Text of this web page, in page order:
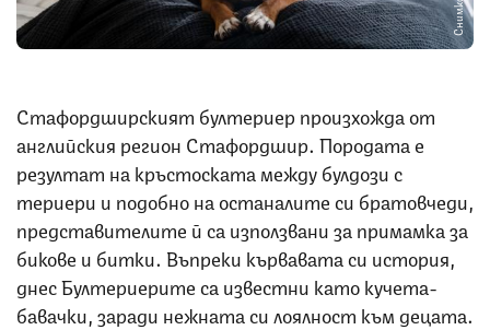
Стафордширският бултериер произхожда от
английския регион Стафордшир. Породата е
резултат на кръстоската между булдози с
териери и подобно на останалите си братовчеди,
представителите й са използвани за примамка за
бикове и битки. Въпреки кървавата си история,
днес Бултериерите са известни като кучета-
бавачки, заради нежната си лоялност към децата.